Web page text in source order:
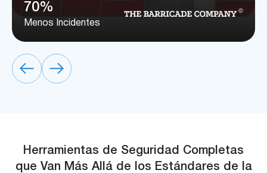
70%
Menos Incidentes
Herramientas de Seguridad Completas
que Van Más Allá de los Estándares de la